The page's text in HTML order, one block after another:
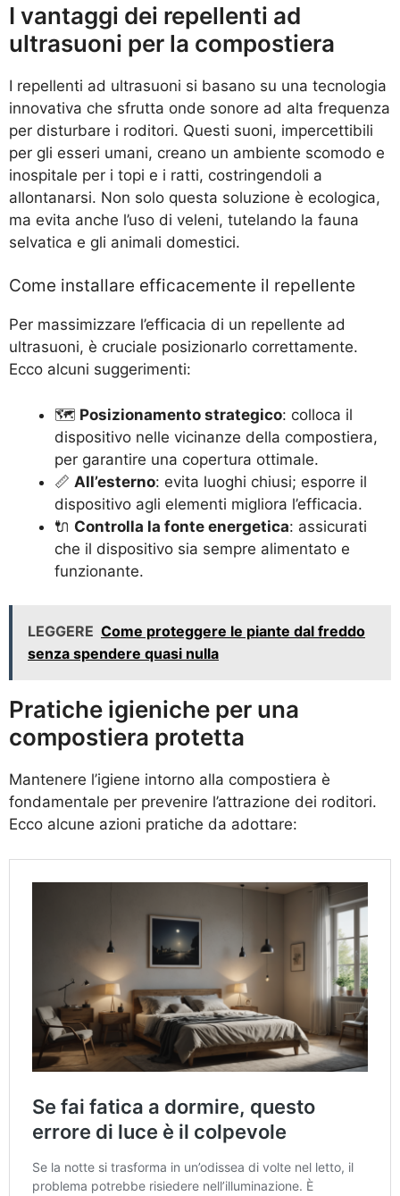
I vantaggi dei repellenti ad
ultrasuoni per la compostiera
I repellenti ad ultrasuoni si basano su una tecnologia
innovativa che sfrutta onde sonore ad alta frequenza
per disturbare i roditori. Questi suoni, impercettibili
per gli esseri umani, creano un ambiente scomodo e
inospitale per i topi e i ratti, costringendoli a
allontanarsi. Non solo questa soluzione è ecologica,
ma evita anche l’uso di veleni, tutelando la fauna
selvatica e gli animali domestici.
Come installare efficacemente il repellente
Per massimizzare l’efficacia di un repellente ad
ultrasuoni, è cruciale posizionarlo correttamente.
Ecco alcuni suggerimenti:
🗺️ Posizionamento strategico: colloca il
dispositivo nelle vicinanze della compostiera,
per garantire una copertura ottimale.
📏 All’esterno: evita luoghi chiusi; esporre il
dispositivo agli elementi migliora l’efficacia.
🔌 Controlla la fonte energetica: assicurati
che il dispositivo sia sempre alimentato e
funzionante.
LEGGERE Come proteggere le piante dal freddo
senza spendere quasi nulla
Pratiche igieniche per una
compostiera protetta
Mantenere l’igiene intorno alla compostiera è
fondamentale per prevenire l’attrazione dei roditori.
Ecco alcune azioni pratiche da adottare: